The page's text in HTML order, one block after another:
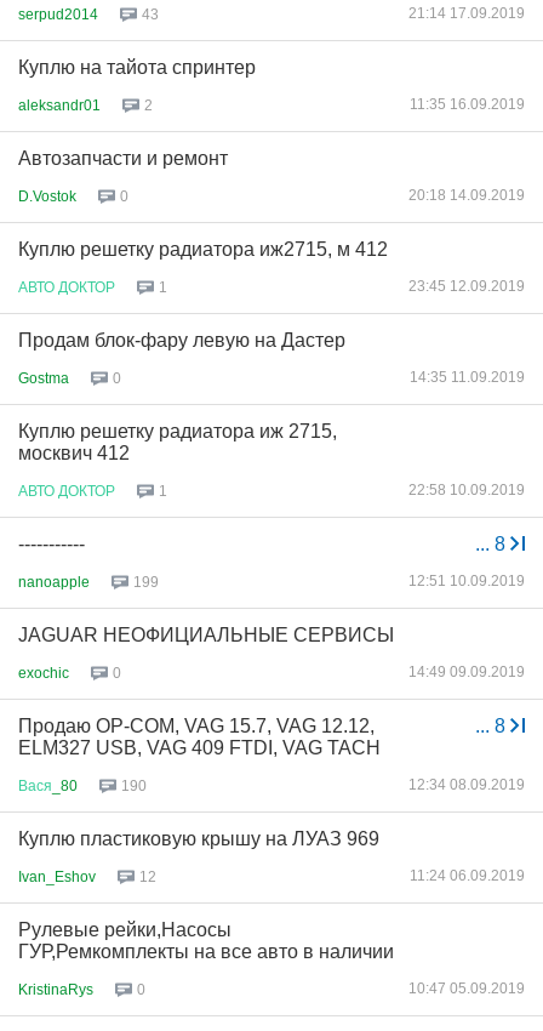
serpud2014 43 21:14 17.09.2019
Куплю на тайота спринтер
aleksandr01 2 11:35 16.09.2019
Автозапчасти и ремонт
D.Vostok 0 20:18 14.09.2019
Куплю решетку радиатора иж2715, м 412
АВТО ДОКТОР 1 23:45 12.09.2019
Продам блок-фару левую на Дастер
Gostma 0 14:35 11.09.2019
Куплю решетку радиатора иж 2715,
москвич 412
АВТО ДОКТОР 1 22:58 10.09.2019
... 8
-----------
nanoapple 199 12:51 10.09.2019
JAGUAR НЕОФИЦИАЛЬНЫЕ СЕРВИСЫ
exochic 0 14:49 09.09.2019
... 8
Продаю OP-COM, VAG 15.7, VAG 12.12,
ELM327 USB, VAG 409 FTDI, VAG TACH
Вася _80 190 12:34 08.09.2019
Куплю пластиковую крышу на ЛУАЗ 969
Ivan_Eshov 12 11:24 06.09.2019
Рулевые рейки,Насосы
ГУР,Ремкомплекты на все авто в наличии
KristinaRys 0 10:47 05.09.2019